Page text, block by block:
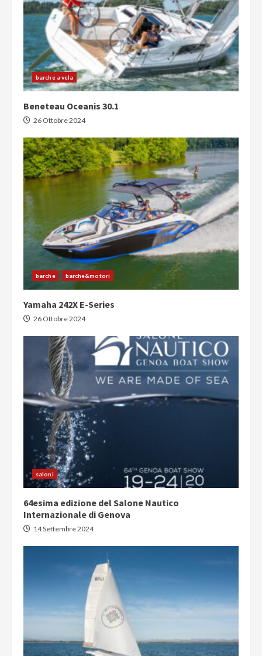
barche a vela
Beneteau Oceanis 30.1
26 Ottobre 2024
barche barche&motori
Yamaha 242X E-Series
26 Ottobre 2024
saloni
64esima edizione del Salone Nautico
Internazionale di Genova
14 Settembre 2024